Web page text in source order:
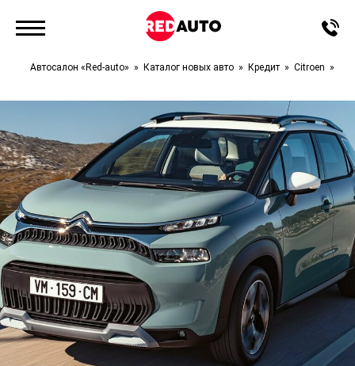
Автосалон «Red-auto» Каталог новых авто Кредит Citroen